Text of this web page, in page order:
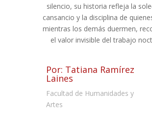
silencio, su historia refleja la
cansancio y la disciplina de
mientras los demás duermen,
el valor invisible del trabajo
Por: Tatiana Ramírez
Laines
Facultad de Humanidades y
Artes